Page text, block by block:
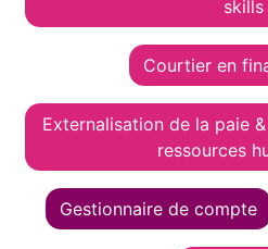
skills
Courtier en
Externalisation de la paie
ressources
Gestionnaire de compte